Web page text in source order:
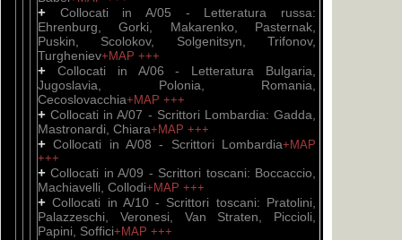
+ Collocati in A/05 - Letteratura russa:
Ehrenburg, Gorki, Makarenko, Pasternak,
Puskin, Scolokov, Solgenitsyn, Trifonov,
Turgheniev+MAP +++
+ Collocati in A/06 - Letteratura Bulgaria,
Jugoslavia, Polonia, Romania,
Cecoslovacchia+MAP +++
+Collocati in A/07 - Scrittori Lombardia: Gadda,
Mastronardi, Chiara+MAP +++
+Collocati in A/08 - Scrittori Lombardia+MAP
+++
+Collocati in A/09 - Scrittori toscani: Boccaccio,
Machiavelli, Collodi+MAP +++
+Collocati in A/10 - Scrittori toscani: Pratolini,
Palazzeschi, Veronesi, Van Straten, Piccioli,
Papini, Soffici+MAP +++